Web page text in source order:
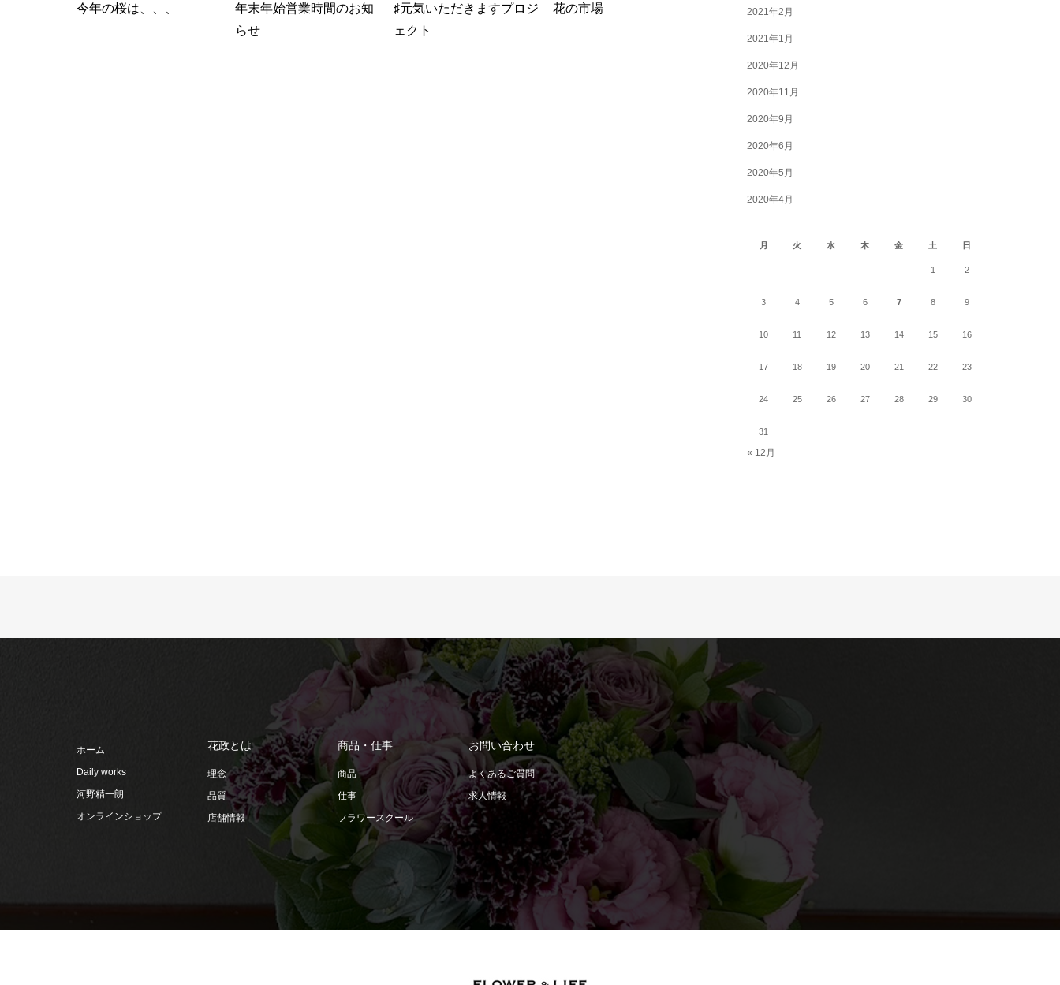
今年の桜は、、、
年末年始営業時間のお知
らせ
♯元気いただきますプロジ
ェクト
花の市場 2021年2月
2021年1月
2020年12月
2020年11月
2020年9月
2020年6月
2020年5月
2020年4月
月
火 水 木 金 土 日
1 2
3 4 5 6 7 8 9
10 11 12 13 14 15 16
17 18 19 20 21 22 23
24 25 26 27 28 29 30
31
« 12月
ホーム
Daily works
河野精一朗
オンラインショップ
花政とは
理念
品質
店舗情報
商品・仕事
商品
仕事
フラワースクール
お問い合わせ
よくあるご質問
求人情報